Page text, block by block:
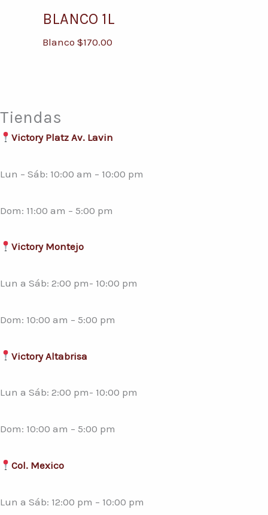
BLANCO 1L
Blanco $170.00
Tiendas
Victory Platz Av. Lavin
Lun – Sáb: 10:00 am – 10:00 pm
Dom: 11:00 am – 5:00 pm
Victory Montejo
Lun a Sáb: 2:00 pm- 10:00 pm
Dom: 10:00 am – 5:00 pm
Victory Altabrisa
Lun a Sáb: 2:00 pm- 10:00 pm
Dom: 10:00 am – 5:00 pm
Col. Mexico
Lun a Sáb: 12:00 pm – 10:00 pm